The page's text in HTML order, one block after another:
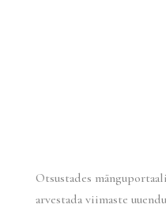
Otsustades
arvestada viimaste